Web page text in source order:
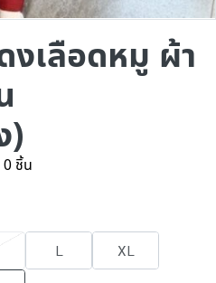
เลือดหมู ผ้า
)
0 ชิ้น
L
XL